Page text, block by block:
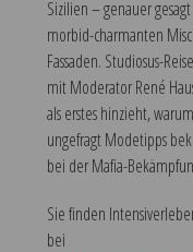
Sizilien – genauer
morbid-charmanten
Fassaden. Studiosus-
mit Moderator René
als erstes hinzieht,
ungefragt Modetipps
bei der Mafia-
Sie finden
bei